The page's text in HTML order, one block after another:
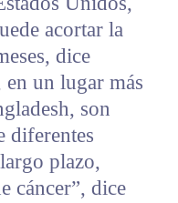
acortar la
dice
un lugar más
son
diferentes
plazo,
cáncer”, dice